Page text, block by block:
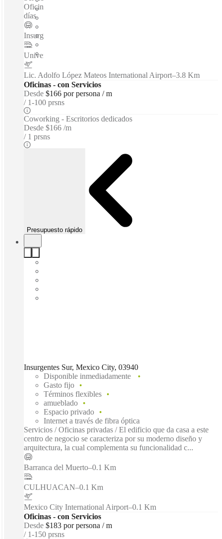
Oficinas virtuales /Salas de Reuniones - Acceso 24 horas 365
días
Insurgentes Sur
Universidad
Lic. Adolfo López Mateos International Airport–3.8 Km
Oficinas - con Servicios
Desde $166 por persona / m
1-100 prsns
Coworking - Escritorios dedicados
Desde $166 /m
1 prsns
Presupuesto rápido
Insurgentes Sur, Mexico City, 03940
Disponible inmediadamente
Gasto fijo
Términos flexibles
amueblado
Espacio privado
Internet a través de fibra óptica
Servicios / Oficinas privadas / El edificio que da casa a este
centro de negocio se caracteriza por su moderno diseño y
arquitectura, la cual complementa su funcionalidad c...
Barranca del Muerto–0.1 Km
CULHUACAN–0.1 Km
Mexico City International Airport–0.1 Km
Oficinas - con Servicios
Desde $183 por persona / m
1-150 prsns